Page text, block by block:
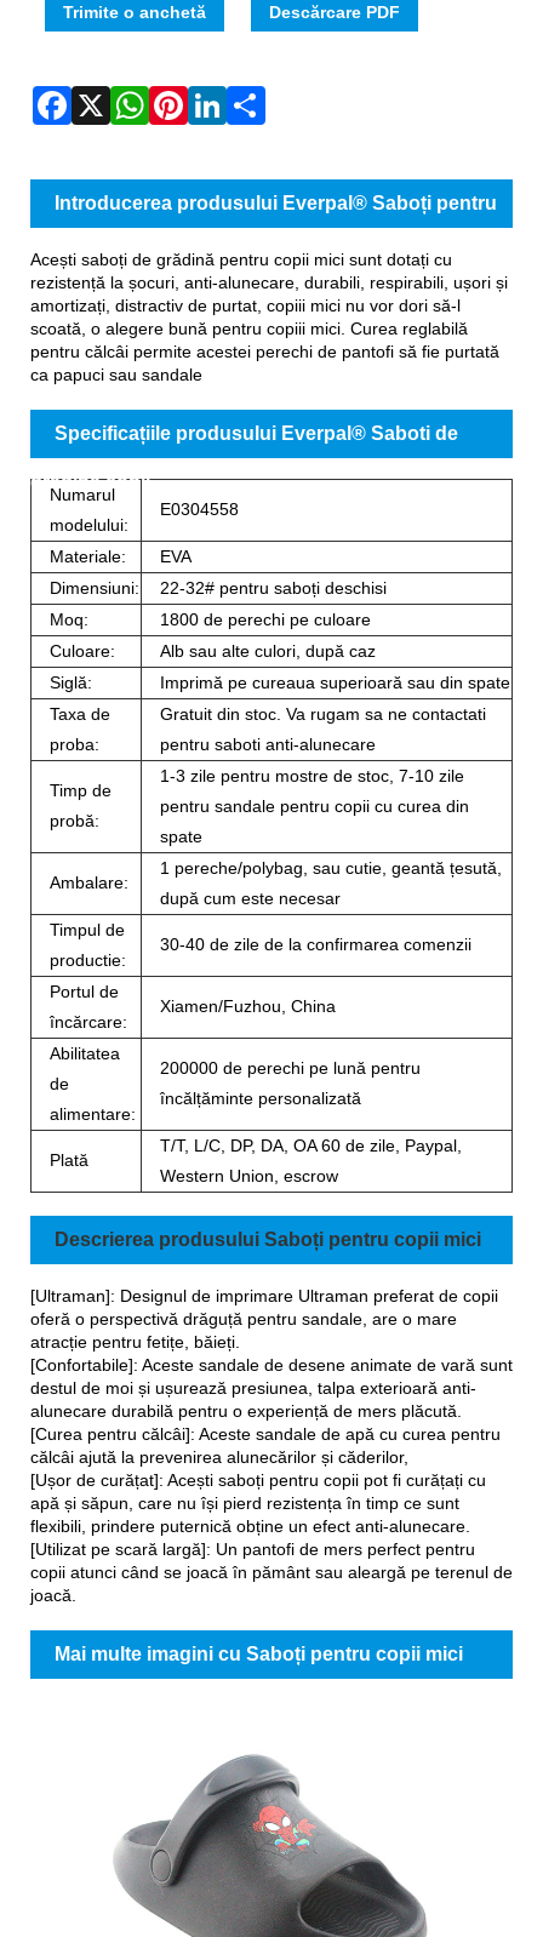
Trimite o anchetă Descărcare PDF
Introducerea produsului Everpal® Saboți pentru
copii mici
Acești saboți de grădină pentru copii mici sunt dotați cu
rezistență la șocuri, anti-alunecare, durabili, respirabili, ușori și
amortizați, distractiv de purtat, copiii mici nu vor dori să-l
scoată, o alegere bună pentru copiii mici. Curea reglabilă
pentru călcâi permite acestei perechi de pantofi să fie purtată
ca papuci sau sandale
Specificațiile produsului Everpal® Saboti de
gradina copii
Numarul
modelului:
E0304558
Materiale:
EVA
Dimensiuni:
22-32# pentru saboți deschisi
Moq:
1800 de perechi pe culoare
Culoare:
Alb sau alte culori, după caz
Siglă:
Imprimă pe cureaua superioară sau din spate
Taxa de
proba:
Gratuit din stoc. Va rugam sa ne contactati
pentru saboti anti-alunecare
Timp de
probă:
1-3 zile pentru mostre de stoc, 7-10 zile
pentru sandale pentru copii cu curea din
spate
Ambalare:
1 pereche/polybag, sau cutie, geantă țesută,
după cum este necesar
Timpul de
productie:
30-40 de zile de la confirmarea comenzii
Portul de
încărcare:
Xiamen/Fuzhou, China
Abilitatea
de
alimentare:
200000 de perechi pe lună pentru
încălțăminte personalizată
Plată
T/T, L/C, DP, DA, OA 60 de zile, Paypal,
Western Union, escrow
Descrierea produsului Saboți pentru copii mici
[Ultraman]: Designul de imprimare Ultraman preferat de copii
oferă o perspectivă drăguță pentru sandale, are o mare
atracție pentru fetițe, băieți.
[Confortabile]: Aceste sandale de desene animate de vară sunt
destul de moi și ușurează presiunea, talpa exterioară anti-
alunecare durabilă pentru o experiență de mers plăcută.
[Curea pentru călcâi]: Aceste sandale de apă cu curea pentru
călcâi ajută la prevenirea alunecărilor și căderilor,
[Ușor de curățat]: Acești saboți pentru copii pot fi curățați cu
apă și săpun, care nu își pierd rezistența în timp ce sunt
flexibili, prindere puternică obține un efect anti-alunecare.
[Utilizat pe scară largă]: Un pantofi de mers perfect pentru
copii atunci când se joacă în pământ sau aleargă pe terenul de
joacă.
Mai multe imagini cu Saboți pentru copii mici